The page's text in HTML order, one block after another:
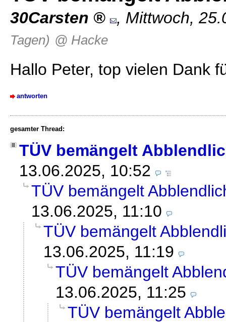
30Carsten , Mittwoch,
Tagen) @ Hacke
Hallo Peter, top vielen Dank
antworten
gesamter Thread:
TÜV bemängelt
13.06.2025, 10:52
TÜV bemängelt
13.06.2025, 11:10
TÜV bemängelt
13.06.2025, 11:19
TÜV bemängelt
13.06.2025, 11:25
TÜV bemängelt